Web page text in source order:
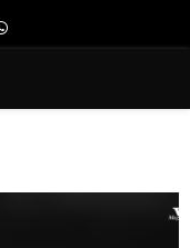
Whatsapp